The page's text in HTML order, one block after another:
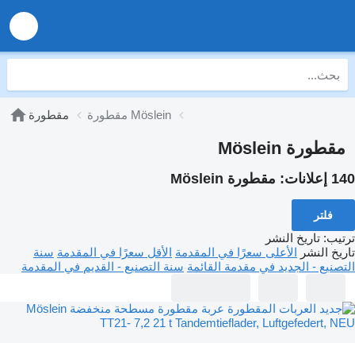
مقطورة مقطورة Möslein
مقطورة Möslein
140 إعلانات: مقطورة Möslein
فلتر
ترتيب: تاريخ النشر
تاريخ النشر الأعلى سعرًا في المقدمة الأقل سعرًا في المقدمة سنة
التصنيع - الجديد في مقدمة القائمة سنة التصنيع - القديم في المقدمة